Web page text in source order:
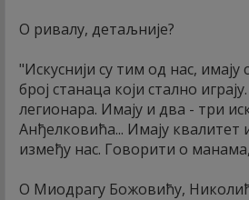
О ривалу, детаљније?
"Искуснији су тим од нас, имају
број станаца који стално
легионара. Имају и два - три
Анђелковића... Имају квалитет
између нас. Говорити о
О Миодрагу Божовићу, Николић